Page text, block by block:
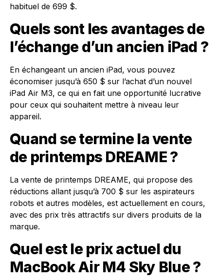
habituel de 699 $.
Quels sont les avantages de
l’échange d’un ancien iPad ?
En échangeant un ancien iPad, vous pouvez
économiser jusqu’à 650 $ sur l’achat d’un nouvel
iPad Air M3, ce qui en fait une opportunité lucrative
pour ceux qui souhaitent mettre à niveau leur
appareil.
Quand se termine la vente
de printemps DREAME ?
La vente de printemps DREAME, qui propose des
réductions allant jusqu’à 700 $ sur les aspirateurs
robots et autres modèles, est actuellement en cours,
avec des prix très attractifs sur divers produits de la
marque.
Quel est le prix actuel du
MacBook Air M4 Sky Blue ?